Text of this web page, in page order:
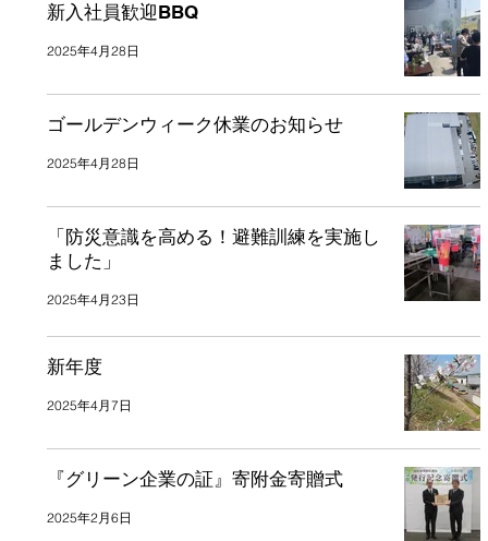
新入社員歓迎BBQ
2025年4月28日
ゴールデンウィーク休業のお知らせ
2025年4月28日
「防災意識を高める！避難訓練を実施し
ました」
2025年4月23日
新年度
2025年4月7日
『グリーン企業の証』寄附金寄贈式
2025年2月6日